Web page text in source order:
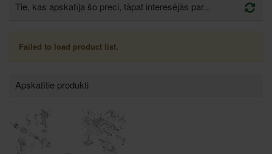
Tie, kas apskatīja šo preci, tāpat interesējās par...
Failed to load product list.
Apskatītie produkti